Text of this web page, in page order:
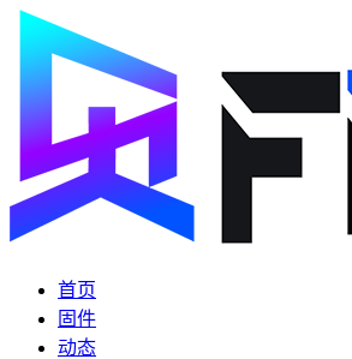
首页
固件
动态